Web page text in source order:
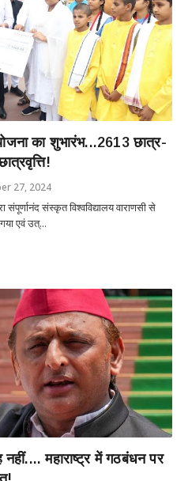
का शुभारंभ...2613 छात्र-
27, 2024
संस्कृत विश्वविद्यालय वाराणसी से
एवं उत्...
नहीं.... महाराष्ट्र में गठबंधन पर